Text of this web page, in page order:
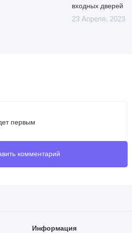
входных дверей
23 Апреля, 2023
первым
комментарий
Информация